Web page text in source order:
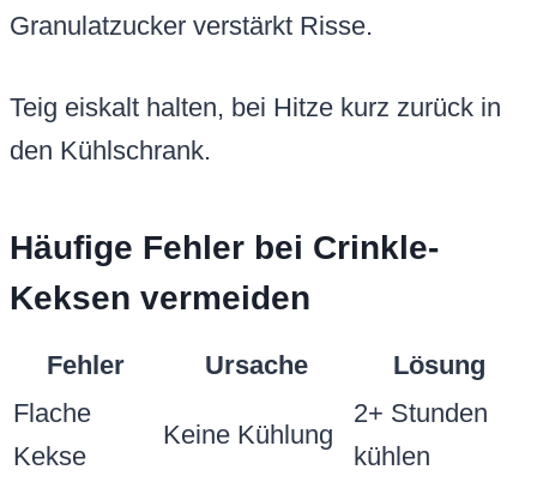
Granulatzucker verstärkt Risse.
Teig eiskalt halten, bei Hitze kurz zurück in
den Kühlschrank.
Häufige Fehler bei Crinkle-
Keksen vermeiden
Fehler Ursache
Lösung
Flache
Kekse
Keine Kühlung
2+ Stunden
kühlen